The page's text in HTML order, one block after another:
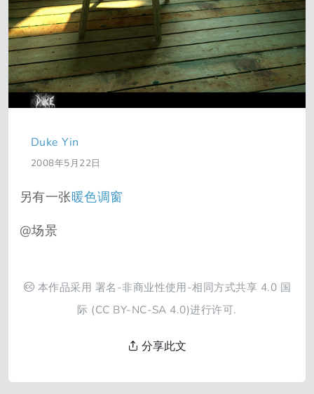
Duke Yin
2008年5月22日
另有一张暖色调窗
@场景
本作品采用 署名-非商业性使用-相同方式共享 4.0 国
际 (CC BY-NC-SA 4.0)进行许可.
分享此文